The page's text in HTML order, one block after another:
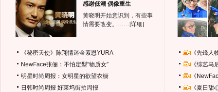
感谢低潮 偶像重生
黄晓明开始意识到，有些事
情需要改变。…… [详细]
《秘密天使》陈翔情迷金素恩YURA
NewFace张俪：不怕定型“物质女”
明星时尚周报：女明星的欲望衣橱
日韩时尚周报 好莱坞街拍周报
《先锋
《综艺
《
《夏日